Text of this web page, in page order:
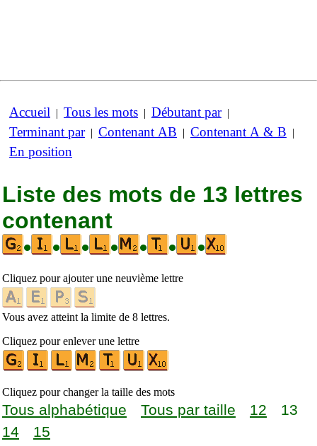
Accueil | Tous les mots | Débutant par|
Terminant par| Contenant AB | Contenant A & B |
En position
Liste des mots de 13 lettres
contenant
•
• • • • • •
Cliquez pour ajouter une neuvième lettre
Vous avez atteint la limite de 8 lettres.
Cliquez pour enlever une lettre
Cliquez pour changer la taille des mots
Tous alphabétique Tous par taille 12
13
14
15